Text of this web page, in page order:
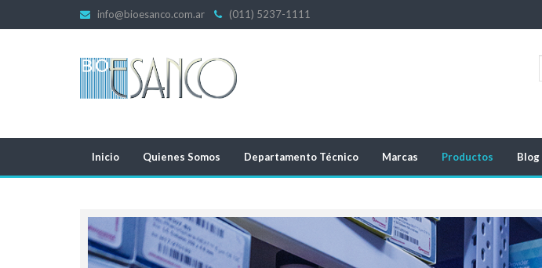
info@bioesanco.com.ar (011) 5237-1111
Inicio Quienes Somos Departamento Técnico Marcas Productos Blog